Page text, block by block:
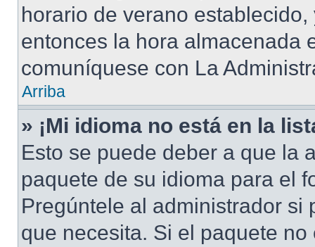
horario de verano
entonces la hora almacenada
comuníquese con La
Arriba
» ¡Mi idioma no está en la
Esto se puede deber a que la
paquete de su idioma para el
Pregúntele al administrador si
que necesita. Si el paquete